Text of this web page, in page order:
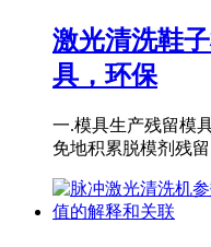
激光清洗鞋
具，环保
一.模具生产残留模
免地积累脱模剂残